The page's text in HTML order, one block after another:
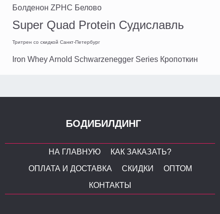
Болденон ZPHC Белово
Super Quad Protein Судиславль
Тритрен со скидкой Санкт-Петербург
Iron Whey Arnold Schwarzenegger Series Кропоткин
БОДИБИЛДИНГ
НА ГЛАВНУЮ
КАК ЗАКАЗАТЬ?
ОПЛАТА И ДОСТАВКА
СКИДКИ
ОПТОМ
КОНТАКТЫ